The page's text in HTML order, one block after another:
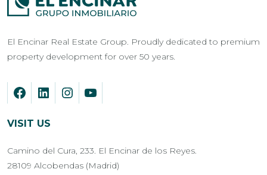
El Encinar Real Estate Group. Proudly dedicated to premium
property development for over 50 years.
VISIT US
Camino del Cura, 233. El Encinar de los Reyes.
28109 Alcobendas (Madrid)